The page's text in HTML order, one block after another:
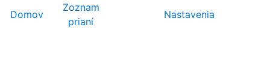
Domov
Zoznam
prianí
Nastavenia